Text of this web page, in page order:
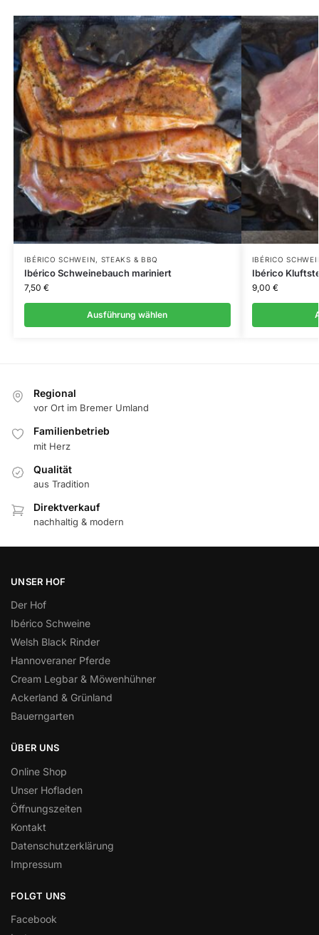
IBÉRICO SCHWEIN, STEAKS & BBQ
Ibérico Schweinebauch mariniert
7,50 €
Ausführung wählen
IBÉRICO
Ibérico
9,00 €
Regional
vor Ort im Bremer Umland
Familienbetrieb
mit Herz
Qualität
aus Tradition
Direktverkauf
nachhaltig & modern
UNSER HOF
Der Hof
Ibérico Schweine
Welsh Black Rinder
Hannoveraner Pferde
Cream Legbar & Möwenhühner
Ackerland & Grünland
Bauerngarten
ÜBER UNS
Online Shop
Unser Hofladen
Öffnungszeiten
Kontakt
Datenschutzerklärung
Impressum
FOLGT UNS
Facebook